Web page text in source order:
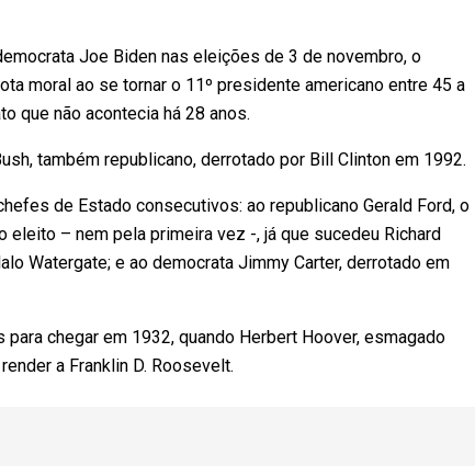
Joe Biden nas eleições de 3 de novembro, o
moral ao se tornar o 11º presidente americano entre 45 a
que não acontecia há 28 anos.
também republicano, derrotado por Bill Clinton em 1992.
de Estado consecutivos: ao republicano Gerald Ford, o
eleito – nem pela primeira vez -, já que sucedeu Richard
Watergate; e ao democrata Jimmy Carter, derrotado em
chegar em 1932, quando Herbert Hoover, esmagado
a Franklin D. Roosevelt.